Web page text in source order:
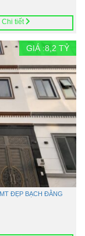
Chi tiết
GIÁ :8,2 TỶ
ĐẸP BẠCH ĐẰNG